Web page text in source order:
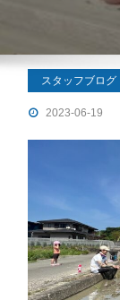
スタッフブログ
2023-06-19